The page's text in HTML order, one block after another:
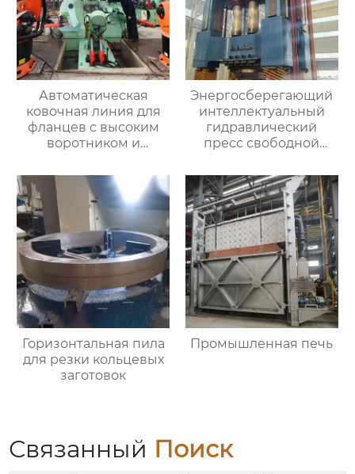
Автоматическая
ковочная линия для
фланцев с высоким
воротником и
Энергосберегающий
интеллектуальный
гидравлический
пресс свободной
Горизонтальная пила
для резки кольцевых
заготовок
Промышленная печь
Связанный Поиск